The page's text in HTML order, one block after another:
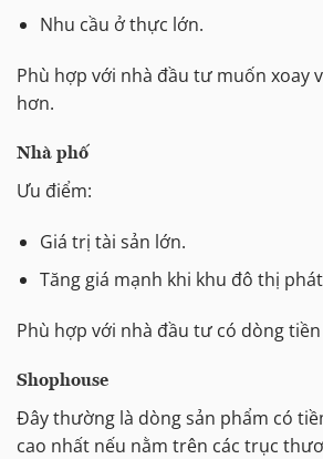
Nhu cầu ở thực lớn.
Phù hợp với nhà đầu tư muốn xoay
hơn.
Nhà phố
Ưu điểm:
Giá trị tài sản lớn.
Tăng giá mạnh khi khu đô thị
Phù hợp với nhà đầu tư có dòng
Shophouse
Đây thường là dòng sản phẩm có
cao nhất nếu nằm trên các trục